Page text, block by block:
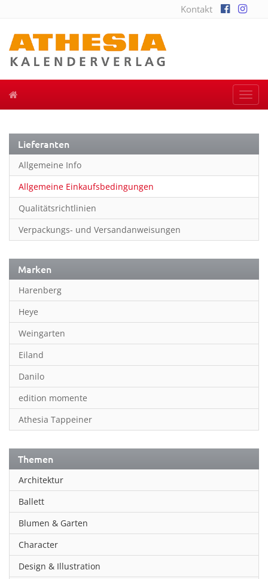
Kontakt
Lieferanten
Allgemeine Info
Allgemeine Einkaufsbedingungen
Qualitätsrichtlinien
Verpackungs- und Versandanweisungen
Marken
Harenberg
Heye
Weingarten
Eiland
Danilo
edition momente
Athesia Tappeiner
Themen
Architektur
Ballett
Blumen & Garten
Character
Design & Illustration